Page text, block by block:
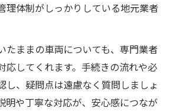
理体制がしっかりしている地元業者
たままの車両についても、専門業者
応してくれます。手続きの流れや必
し、疑問点は遠慮なく質問しましょ
明や丁寧な対応が、安心感につなが